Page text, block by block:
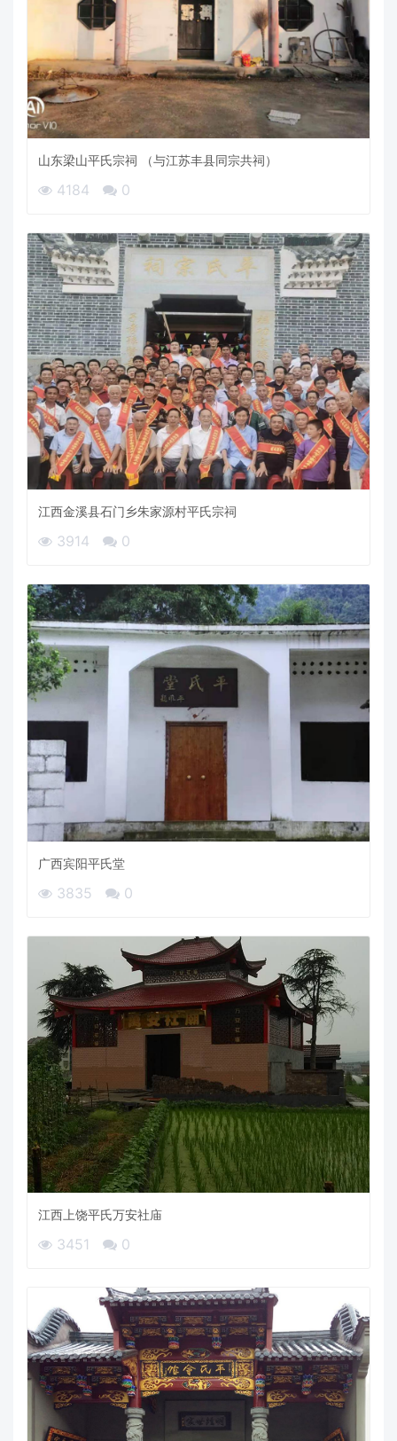
山东梁山平氏宗祠 （与江苏丰县同宗共祠）
4184 0
江西金溪县石门乡朱家源村平氏宗祠
3914 0
广西宾阳平氏堂
3835 0
江西上饶平氏万安社庙
3451 0